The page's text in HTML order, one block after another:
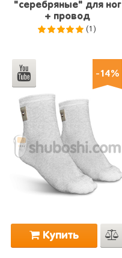
"серебряные" для ног
+ провод
(1)
-14%
Купить